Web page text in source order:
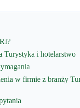
Turystyka i hotelarstwo
w firmie z branży